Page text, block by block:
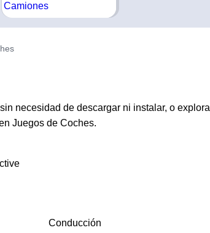
necesidad de descargar ni instalar, o explora
Juegos de Coches.
Conducción